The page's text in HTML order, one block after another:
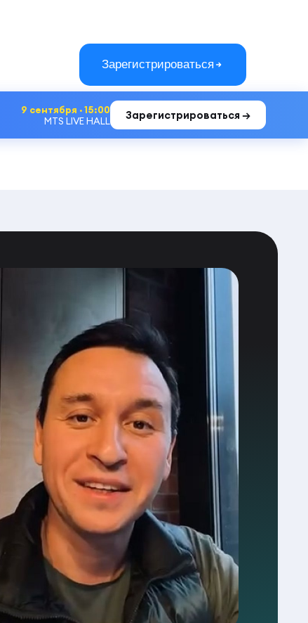
Зарегистрироваться
9 сентября · 15:00
MTS LIVE HALL
Зарегистрироваться →